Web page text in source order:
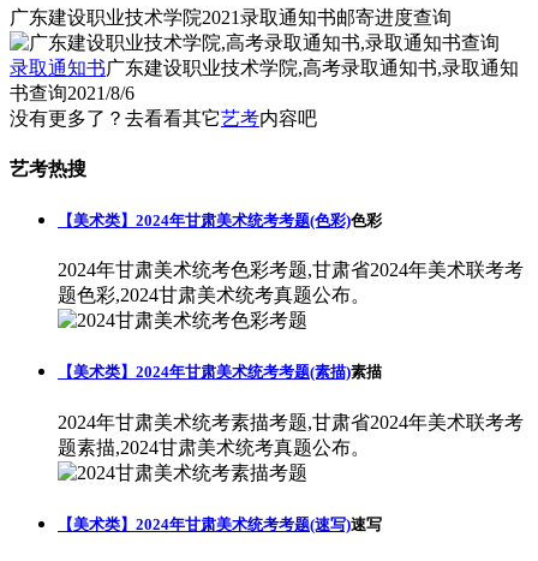
广东建设职业技术学院2021录取通知书邮寄进度查询
录取通知书广东建设职业技术学院,高考录取通知书,录取通知
书查询2021/8/6
没有更多了？去看看其它艺考内容吧
艺考热搜
【美术类】2024年甘肃美术统考考题(色彩)色彩
2024年甘肃美术统考色彩考题,甘肃省2024年美术联考考
题色彩,2024甘肃美术统考真题公布。
【美术类】2024年甘肃美术统考考题(素描)素描
2024年甘肃美术统考素描考题,甘肃省2024年美术联考考
题素描,2024甘肃美术统考真题公布。
【美术类】2024年甘肃美术统考考题(速写)速写